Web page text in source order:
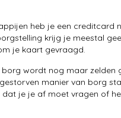
heb je een creditcard
krijg je meestal
je kaart gevraagd.
wordt nog maar zelden
manier van borg
je je af moet vragen of